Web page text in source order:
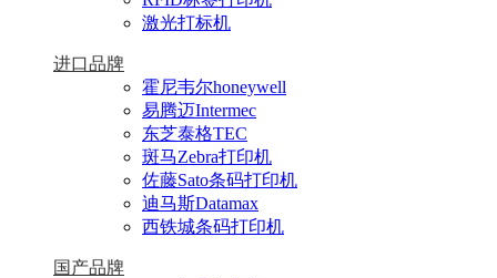
激光打标机
进口品牌
霍尼韦尔honeywell
易腾迈Intermec
东芝泰格TEC
斑马Zebra打印机
佐藤Sato条码打印机
迪马斯Datamax
西铁城条码打印机
国产品牌